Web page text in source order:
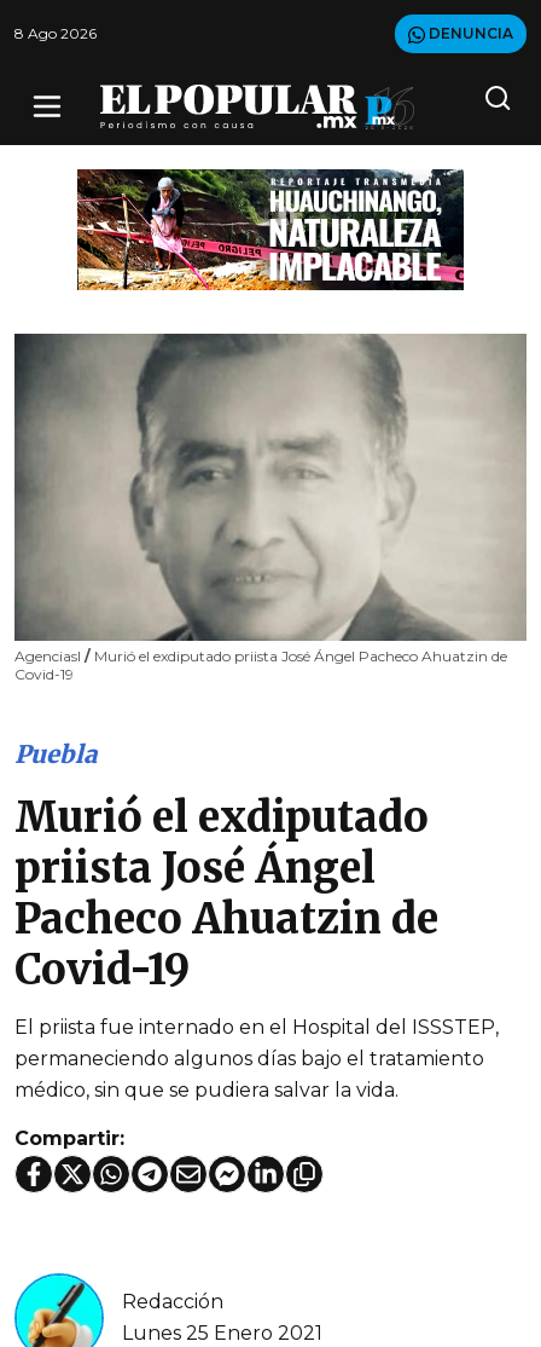
8 Ago 2026 DENUNCIA
AgenciasI / Murió el exdiputado priista José Ángel Pacheco Ahuatzin de
Covid-19
Puebla
Murió el exdiputado
priista José Ángel
Pacheco Ahuatzin de
Covid-19
El priista fue internado en el Hospital del ISSSTEP,
permaneciendo algunos días bajo el tratamiento
médico, sin que se pudiera salvar la vida.
Compartir:
Redacción
Lunes 25 Enero 2021